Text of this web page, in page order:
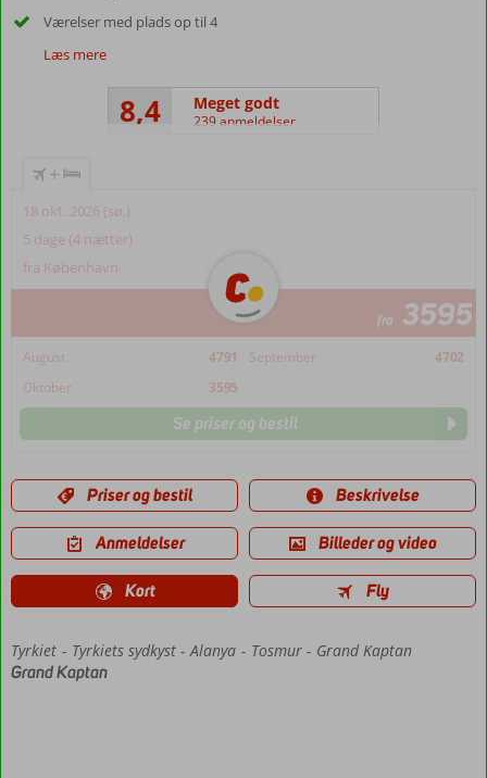
Værelser med plads op til 4
Læs mere
8,4 Meget godt
239 anmeldelser
+
18 okt. 2026 (sø.)
5 dage (4 nætter)
fra København
fra 3595
August 4791 September
4702
Oktober
3595
Se priser og bestil
Priser og bestil Beskrivelse
Anmeldelser Billeder og video
Kort Fly
Forside
Tyrkiet Tyrkiets sydkyst Alanya Tosmur
Grand Kaptan
Grand Kaptan